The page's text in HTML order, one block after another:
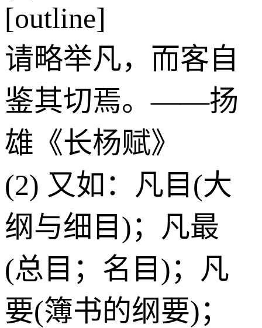
[outline]
请略举凡，而客自
鉴其切焉。——扬
雄《长杨赋》
(2) 又如：凡目(大
纲与细目)；凡最
(总目；名目)；凡
要(簿书的纲要)；